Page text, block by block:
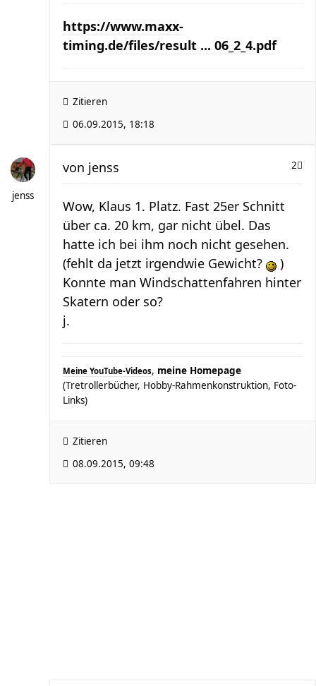
https://www.maxx-
timing.de/files/result ... 06_2_4.pdf
Zitieren
06.09.2015, 18:18
jenss
2
von jenss
Wow, Klaus 1. Platz. Fast 25er Schnitt
über ca. 20 km, gar nicht übel. Das
hatte ich bei ihm noch nicht gesehen.
(fehlt da jetzt irgendwie Gewicht?
)
Konnte man Windschattenfahren hinter
Skatern oder so?
j.
Meine YouTube-Videos, meine Homepage
(Tretrollerbücher, Hobby-Rahmenkonstruktion, Foto-
Links)
Zitieren
08.09.2015, 09:48